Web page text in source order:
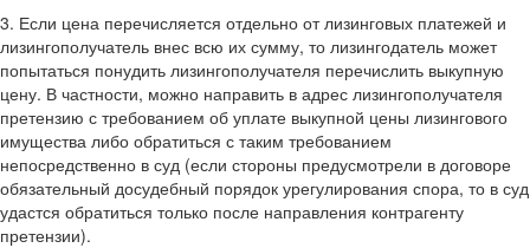
3. Если цена перечисляется отдельно от лизинговых платежей и
лизингополучатель внес всю их сумму, то лизингодатель может
попытаться понудить лизингополучателя перечислить выкупную
цену. В частности, можно направить в адрес лизингополучателя
претензию с требованием об уплате выкупной цены лизингового
имущества либо обратиться с таким требованием
непосредственно в суд (если стороны предусмотрели в договоре
обязательный досудебный порядок урегулирования спора, то в суд
удастся обратиться только после направления контрагенту
претензии).